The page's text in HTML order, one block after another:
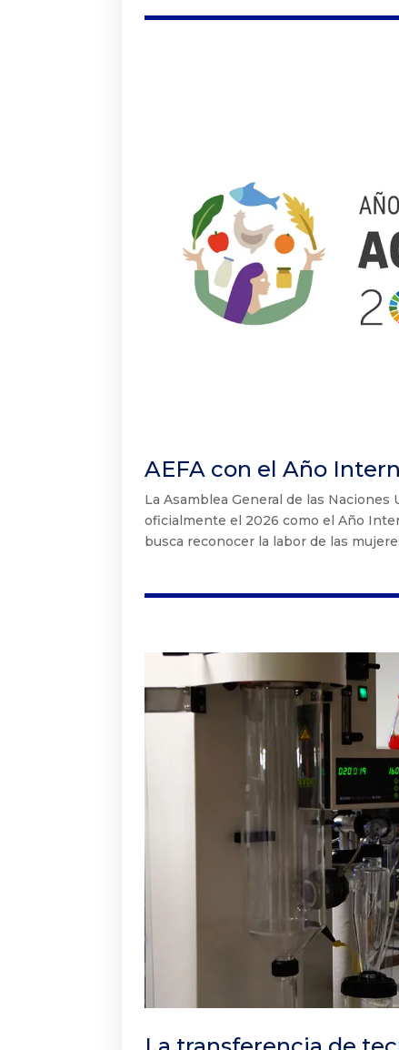
AEFA con el Año
La Asamblea General de las Naciones
oficialmente el 2026 como el Año
busca reconocer la labor de las